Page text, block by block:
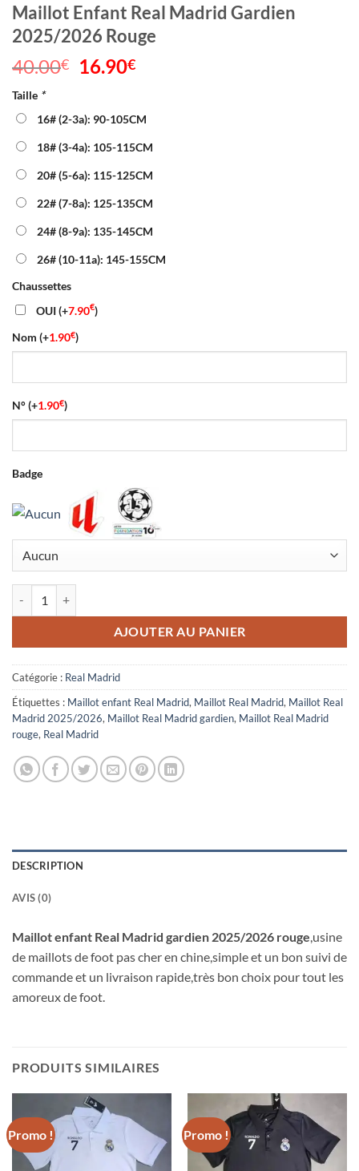
Maillot Enfant Real Madrid Gardien
2025/2026 Rouge
40.00€
Le
était :
40.00€.
16.90€
est :
16.90€.
Taille *
16# (2-3a): 90-105CM
18# (3-4a): 105-115CM
20# (5-6a): 115-125CM
22# (7-8a): 125-135CM
24# (8-9a): 135-145CM
26# (10-11a): 145-155CM
Chaussettes
OUI(+7.90€)
Nom (+1.90€)
N°(+1.90€)
Badge
quantité de Maillot Enfant Real Madrid Gardien 2025/2026 Rouge
AJOUTER AU PANIER
Catégorie : Real Madrid
Étiquettes : Maillot enfant Real Madrid, Maillot Real Madrid, Maillot Real
Madrid 2025/2026, Maillot Real Madrid gardien, Maillot Real Madrid
rouge, Real Madrid
DESCRIPTION
AVIS (0)
Maillot enfant Real Madrid gardien 2025/2026 rouge ,usine
de maillots de foot pas cher en chine,simple et un bon suivi de
commande et un livraison rapide,très bon choix pour tout les
amoreux de foot.
PRODUITS SIMILAIRES
Promo ! Promo !